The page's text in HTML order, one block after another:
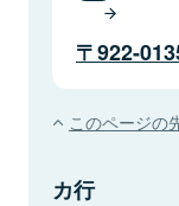
922-
このページの
カ行